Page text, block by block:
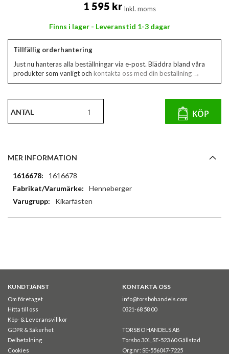
1 595 kr Inkl. moms
Finns i lager - Leveranstid 1-3 dagar
Tillfällig orderhantering
Just nu hanteras alla beställningar via e-post. Bläddra bland våra
produkter som vanligt och kontakta oss med din beställning →
ANTAL KÖP
MER INFORMATION
Mer
information
1616678
Henneberger
Kikarfästen
KUNDTJÄNST
Om företaget
Hitta till oss
Köp- & Leveransvillkor
GDPR & Säkerhet
Delbetalning
Cookies
KONTAKTA OSS
info@torsbohandels.com
0321-68 58 00
TORSBO HANDELS AB
Torsbo 301, SE-523 60 Gällstad
Org.nr: SE-556047-7225